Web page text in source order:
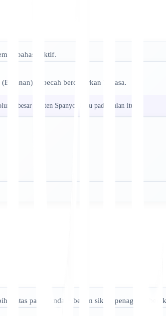
bahasa aktif.
dipecah berdasarkan bahasa.
besar konten Spanyol baru pada bulan itu.
batas paket Anda sebelum siklus penagihan